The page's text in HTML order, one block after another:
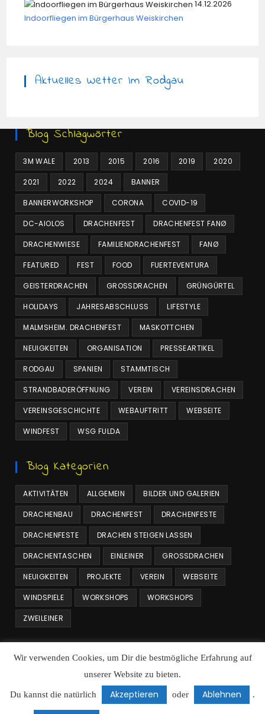
14.12.2026
Indoorfliegen im Bürgerhaus Weiskirchen
Aktuelles Wetter Im Rodgau
Blog Schlagwörter
3M WALE 2013 2015 2016 2019 2020
2021 2022 2024 BANNER
BANNERWORKSHOP CORONA COVID-19
DC-AIOLOS DRACHENFEST DRACHENFEST FANØ
DRACHENWIESE FAMILIENDRACHENFEST FANØ
FEATURED FEST FOOD FUERTEVENTURA
GEISTERDRACHEN GROSSDRACHEN GRÜNGÜRTEL
HOLIDAYS JAHRESABSCHLUSS LIFESTYLE
MALMSHEIM. DRACHENFEST MASKOTTCHEN
NEUIGKEITEN ORGANISATION PRESSEARTIKEL
RODGAU SPANIEN STAMMTISCH
STRANDBADERÖFFNUNG VEREIN VEREINSDRACHEN
VEREINSGESCHICHTE WEBAUFTRITT WEBSEITE
WINDFEST WSG FULDA
Blog Kategorien
AKTIVITÄTEN ALLGEMEIN BILDER UND GALERIEN
DRACHENBAU DRACHENFEST DRACHENFESTE
DRACHENFESTE DRACHEN STEIGEN LASSEN
DRACHENTASCHEN EINLEINER GROSSDRACHEN
NEUIGKEITEN PROJEKTE VEREIN WEBSEITE
WINDSPIELE WORKSHOPS WORKSHOPS
ZWEILEINER
Beitrags Archiv
Archiv
Wir verwenden Cookies, um Dir die bestmögliche Erfahrung auf
unserer Website zu bieten.
Du kannst die natürlich Akzeptieren oder Ablehnen .